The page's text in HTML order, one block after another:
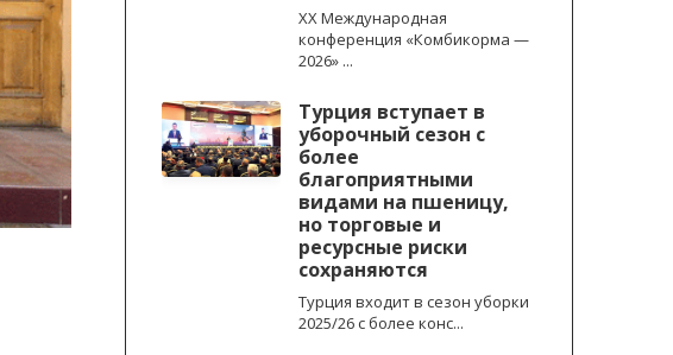
XX Международная
конференция «Комбикорма —
2026» ...
Турция вступает в
уборочный сезон с
более
благоприятными
видами на пшеницу,
но торговые и
ресурсные риски
сохраняются
Турция входит в сезон уборки
2025/26 с более конс...